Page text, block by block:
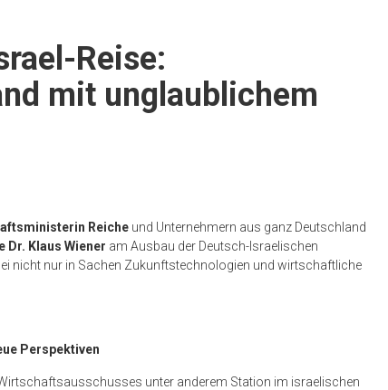
Reise:
mit unglaublichem
Reiche und Unternehmern aus ganz Deutschland
Dr. Klaus Wiener am Ausbau der Deutsch-Israelischen
nicht nur in Sachen Zukunftstechnologien und wirtschaftliche
Perspektiven
unter anderem Station im israelischen